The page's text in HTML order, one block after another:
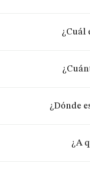
¿Cuál
¿Dónde
¿A